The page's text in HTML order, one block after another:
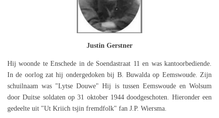
Justin Gerstner
Hij woonde te Enschede in de Soendastraat 11 en was kantoorbediende.
In de oorlog zat hij ondergedoken bij B. Buwalda op Eemswoude. Zijn
schuilnaam was "Lytse Douwe" Hij is tussen Eemswoude en Wolsum
door Duitse soldaten op 31 oktober 1944 doodgeschoten. Hieronder een
gedeelte uit "Ut Kriich tsjin fremdfolk" fan J.P. Wiersma.